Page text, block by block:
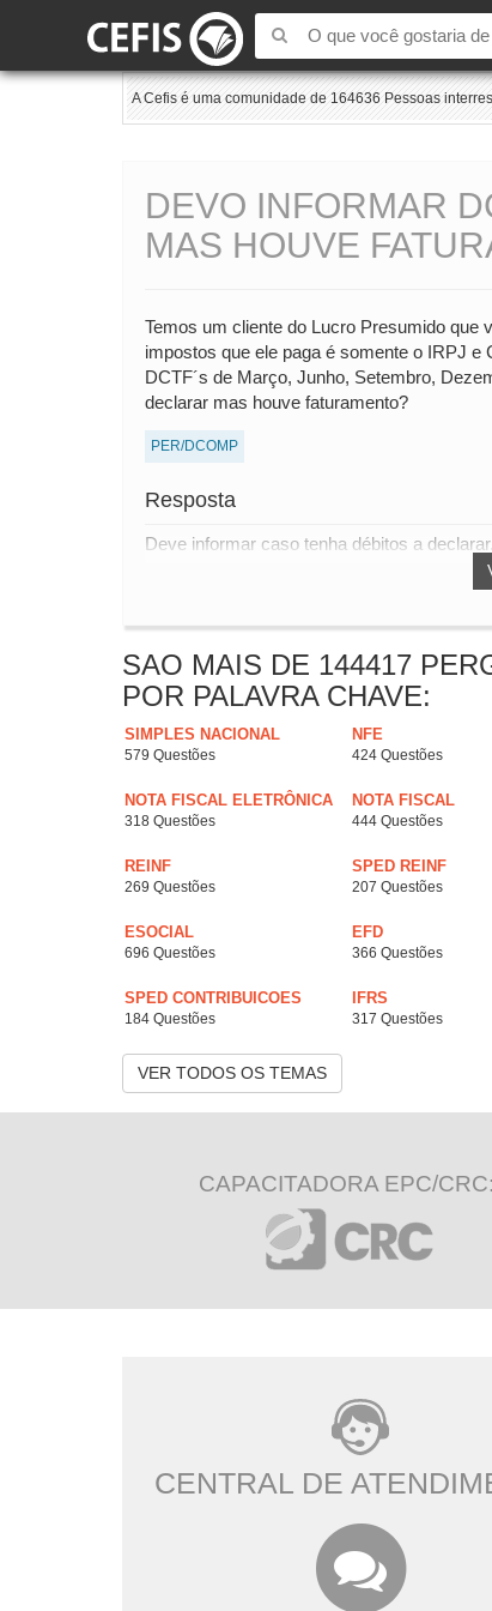
A Cefis é uma comunidade de 164636 Pessoas
DEVO INFORMAR
MAS HOUVE
Temos um cliente do Lucro Presumido que
impostos que ele paga é somente o IRPJ
DCTF´s de Março, Junho, Setembro,
declarar mas houve faturamento?
PER/DCOMP
Resposta
Deve informar caso tenha débitos a
SAO MAIS DE 144417
POR PALAVRA CHAVE:
SIMPLES NACIONAL
579 Questões
NFE
424 Questões
NOTA FISCAL ELETRÔNICA
318 Questões
NOTA FISCAL
444 Questões
REINF
269 Questões
SPED REINF
207 Questões
ESOCIAL
696 Questões
EFD
366 Questões
SPED CONTRIBUICOES
184 Questões
IFRS
317 Questões
VER TODOS OS TEMAS
CAPACITADORA EPC/CRC:
CENTRAL DE